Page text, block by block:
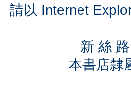
請以 Internet
新 絲
本書店隸